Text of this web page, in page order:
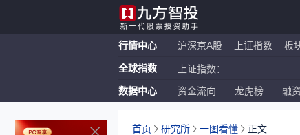
行情中心 沪深京A股 上证指数 板
全球指数 上证指数：
恒生指数：
数据中心 资金流向 龙虎榜 融
首页 研究所 一图看懂 正文